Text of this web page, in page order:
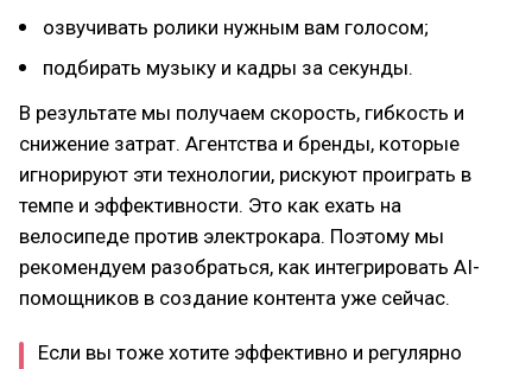
озвучивать ролики нужным вам голосом;
подбирать музыку и кадры за секунды.
В результате мы получаем скорость, гибкость и
снижение затрат. Агентства и бренды, которые
игнорируют эти технологии, рискуют проиграть в
темпе и эффективности. Это как ехать на
велосипеде против электрокара. Поэтому мы
рекомендуем разобраться, как интегрировать AI-
помощников в создание контента уже сейчас.
Если вы тоже хотите эффективно и регулярно